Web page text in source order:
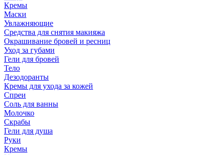
Кремы
Маски
Увлажняющие
Средства для снятия макияжа
Окрашивание бровей и ресниц
Уход за губами
Гели для бровей
Тело
Дезодоранты
Кремы для ухода за кожей
Спреи
Соль для ванны
Молочко
Скрабы
Гели для душа
Руки
Кремы